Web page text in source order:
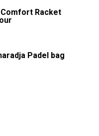
Racket
Padel bag